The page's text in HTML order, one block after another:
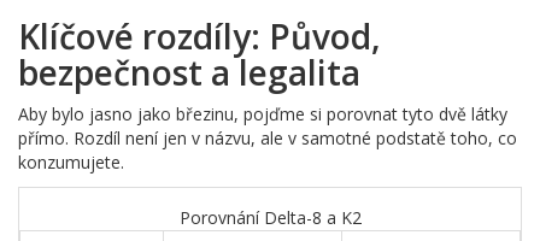
Klíčové rozdíly: Původ,
bezpečnost a legalita
Aby bylo jasno jako březinu, pojďme si porovnat tyto dvě látky
přímo. Rozdíl není jen v názvu, ale v samotné podstatě toho, co
konzumujete.
Porovnání Delta-8 a K2